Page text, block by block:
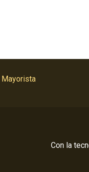
Mayorista
Con la